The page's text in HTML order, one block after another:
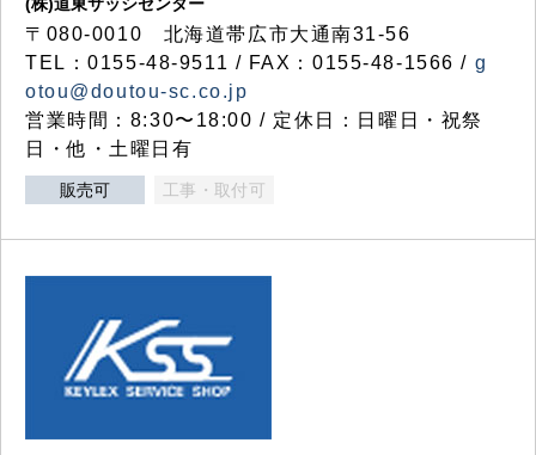
〒080-0010 北海道帯広市大通南31-56
TEL：0155-48-9511 / FAX：0155-48-1566 / g
otou@doutou-sc.co.jp
営業時間：8:30〜18:00 / 定休日：日曜日・祝祭
日・他・土曜日有
販売可 工事・取付可